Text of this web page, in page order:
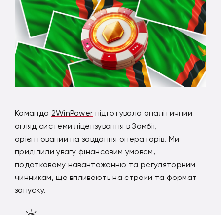
Команда 2WinPower підготувала аналітичний
огляд системи ліцензування в Замбії,
орієнтований на завдання операторів. Ми
приділили увагу фінансовим умовам,
податковому навантаженню та регуляторним
чинникам, що впливають на строки та формат
запуску.